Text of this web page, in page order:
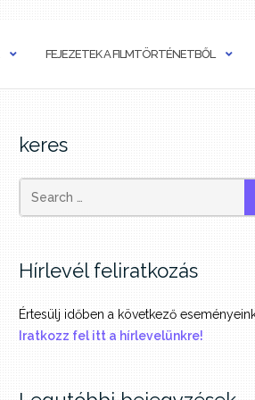
FEJEZETEK A FILMTÖRTÉNETBŐL
keres
Hírlevél feliratkozás
Értesülj időben a következő
Iratkozz fel itt a hírlevelünkre!